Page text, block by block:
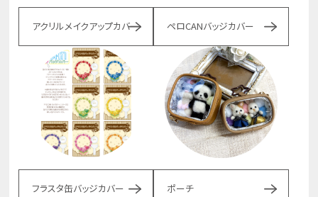
アクリルメイクアップカバー ペロCANバッジカバー
フラスタ缶バッジカバー ポーチ